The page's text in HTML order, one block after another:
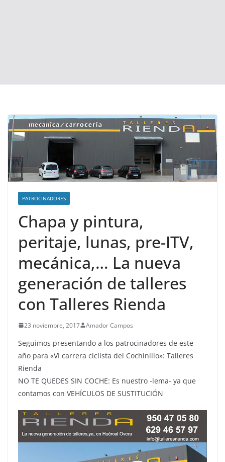
PATROCINADORES
Chapa y pintura,
peritaje, lunas, pre-ITV,
mecánica,… La nueva
generación de talleres
con Talleres Rienda
23 noviembre, 2017 Amador Campos
Seguimos presentando a los patrocinadores de este
año para «VI carrera ciclista del Cochinillo»: Talleres
Rienda
NO TE QUEDES SIN COCHE: Es nuestro -lema- ya que
contamos con VEHÍCULOS DE SUSTITUCIÓN